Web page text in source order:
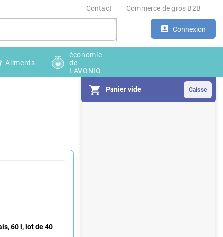
Contact Commerce de gros B2B
Connexion
Panier vide
Aliments
économie
de
LAVONIO
60 l, lot de 40